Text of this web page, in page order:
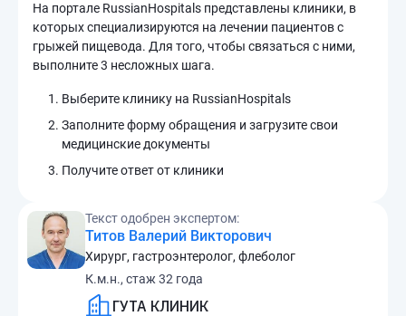
На портале RussianHospitals представлены клиники, в
которых специализируются на лечении пациентов с
грыжей пищевода. Для того, чтобы связаться с ними,
выполните 3 несложных шага.
Выберите клинику на RussianHospitals
Заполните форму обращения и загрузите свои
медицинские документы
Получите ответ от клиники
Текст одобрен экспертом:
Титов Валерий Викторович
Хирург, гастроэнтеролог, флеболог
К.м.н., стаж 32 года
ГУТА КЛИНИК